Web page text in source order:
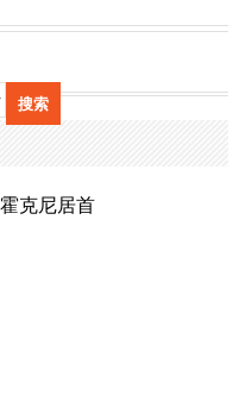
克尼居首